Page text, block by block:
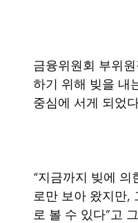
금융위원회 부위
하기 위해 빚을 내
중심에 서게 되었
“지금까지 빚에 의
로만 보아 왔지만,
로 볼 수 있다”고